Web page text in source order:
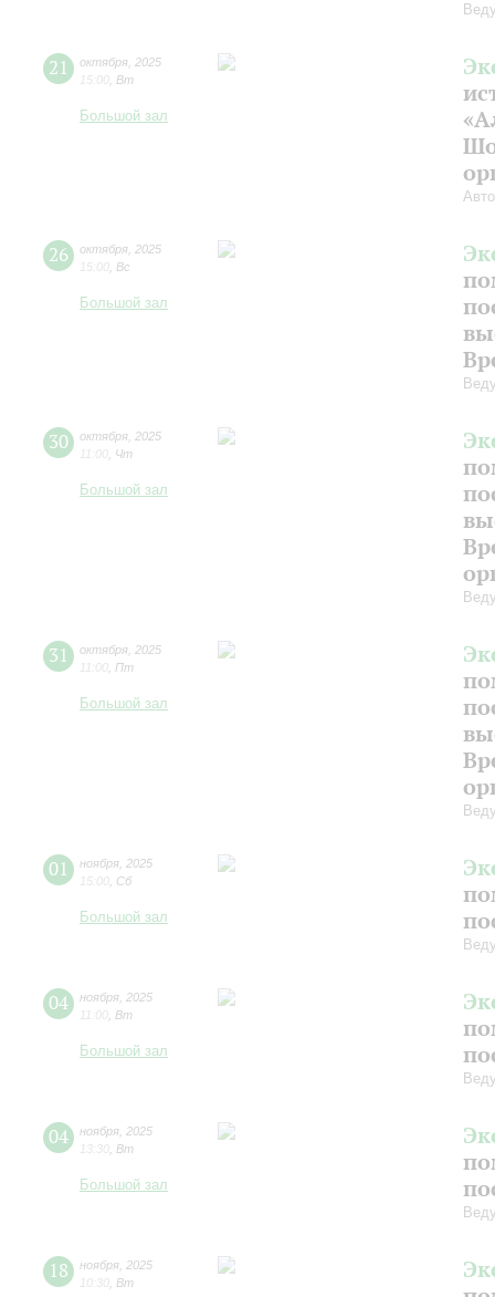
21 октября 2025
15:00 Вт
Большой зал
26 октября 2025
15:00 Вс
Большой зал
30 октября 2025
11:00 Чт
Большой зал
31 октября 2025
11:00 Пт
Большой зал
01 ноября 2025
15:00 Сб
Большой зал
04 ноября 2025
11:00 Вт
Большой зал
04 ноября 2025
13:30 Вт
Большой зал
18 ноября 2025
10:30 Вт